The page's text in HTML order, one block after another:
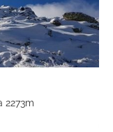
2273m